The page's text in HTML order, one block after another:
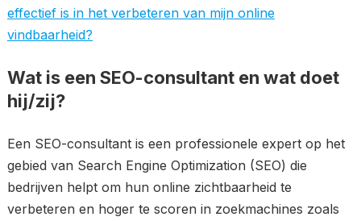
effectief is in het verbeteren van mijn online
vindbaarheid?
Wat is een SEO-consultant en wat doet
hij/zij?
Een SEO-consultant is een professionele expert op het
gebied van Search Engine Optimization (SEO) die
bedrijven helpt om hun online zichtbaarheid te
verbeteren en hoger te scoren in zoekmachines zoals